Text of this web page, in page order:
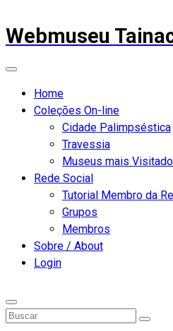
Webmuseu
Home
Coleções On-line
Cidade Palimpséstica
Travessia
Museus mais
Rede Social
Tutorial Membro da
Grupos
Membros
Sobre / About
Login